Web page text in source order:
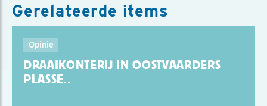
Gerelateerde items
Opinie
DRAAIKONTERIJ IN OOSTVAARDERS
PLASSE..